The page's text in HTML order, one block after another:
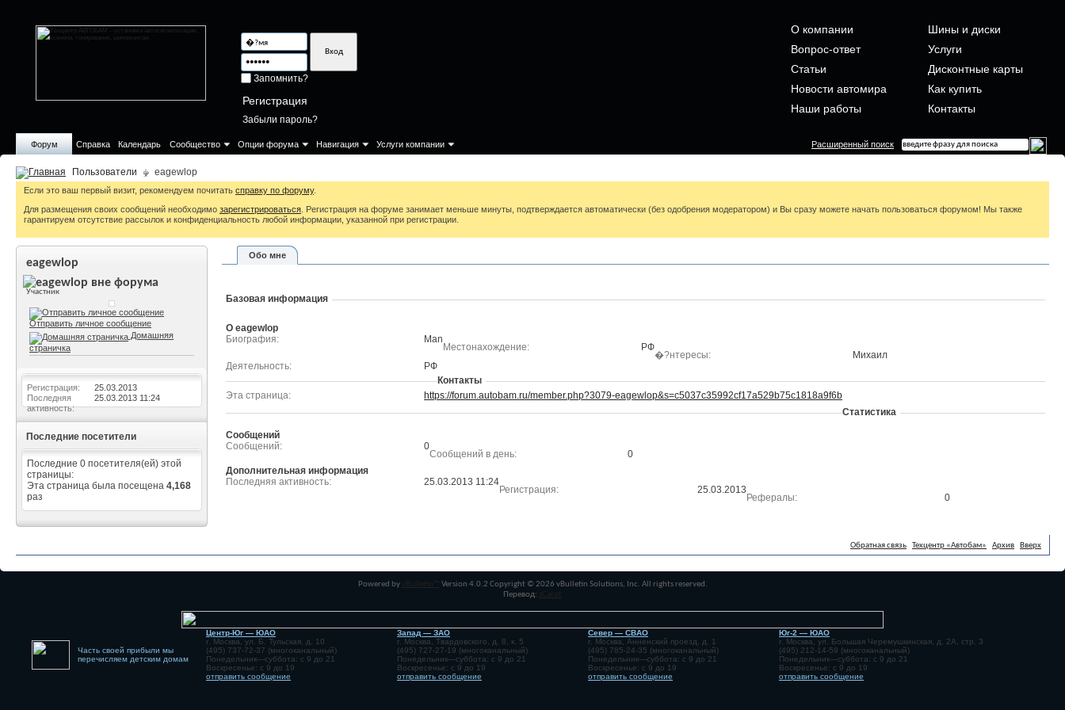
Запомнить?
Регистрация
Забыли пароль?
Шины и диски
Услуги
Дисконтные карты
Как купить
Контакты
О компании
Вопрос-ответ
Статьи
Новости автомира
Наши работы
Форум Справка Календарь Сообщество Опции форума Навигация Услуги компании Расширенный поиск
Пользователи eagewlop
Если это ваш первый визит, рекомендуем почитать справку по форуму.
Для размещения своих сообщений необходимо зарегистрироваться . Регистрация на форуме занимает меньше минуты, подтверждается автоматически (без одобрения модератором) и Вы сразу можете начать пользоваться форумом! Мы также
гарантируем отсутствие рассылок и конфиденциальность любой информации, указанной при регистрации.
eagewlop
Участник
Отправить личное сообщение
Домашняя
страничка
Регистрация
25.03.2013
Последняя
активность
25.03.2013 11:24
Последние посетители
Последние 0 посетителя(ей) этой
страницы:
Эта страница была посещена 4,168
раз
Обо мне
Базовая информация
О eagewlop
Биография
Man
Местонахождение РФ
�?нтересы
Михаил
Деятельность
РФ
Контакты
Эта страница
https://forum.autobam.ru/member.php?3079-eagewlop&s=c5037c35992cf17a529b75c1818a9f6b
Статистика
Сообщений
Сообщений
0
Сообщений в день
0
Дополнительная информация
Последняя активность
25.03.2013 11:24
Регистрация 25.03.2013
Рефералы 0
Обратная связь Техцентр «Автобам» Архив Вверх
Powered by vBulletin™
Version 4.0.2 Copyright © 2026 vBulletin Solutions, Inc. All rights reserved.
Перевод:
zCarot
Часть своей прибыли мы
перечисляем детским домам
Центр-Юг — ЮАО
г. Москва, ул. Б. Тульская, д. 10
(495) 737-72-37 (многоканальный)
Понедельник—суббота: с 9 до 21
Воскресенье: с 9 до 19
отправить сообщение
Запад — ЗАО
г. Москва, Твардовского, д. 8, к. 5
(495) 727-27-19 (многоканальный)
Понедельник—суббота: с 9 до 21
Воскресенье: с 9 до 19
отправить сообщение
Север — СВАО
г. Москва, Анненский проезд, д. 1
(495) 785-24-35 (многоканальный)
Понедельник—суббота: с 9 до 21
Воскресенье: с 9 до 19
отправить сообщение
Юг-2 — ЮАО
г. Москва, ул. Большая Черемушкинская, д. 2А, стр. 3
(495) 212-14-59 (многоканальный)
Понедельник—суббота: с 9 до 21
Воскресенье: с 9 до 19
отправить сообщение